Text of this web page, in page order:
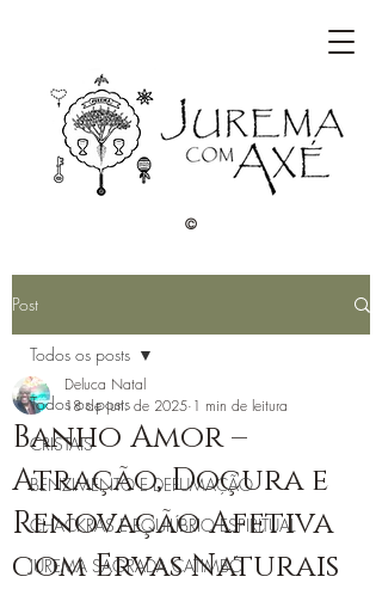
©
Post
Todos os posts
CRISTAIS
BENZIMENTO E DEFUMAÇÃO
CHACKRAS E EQUILÍBRIO ESPIRITUAL
JUREMA SAGRADA CATIMBÓ
Todos os posts
Banho Amor –
Atração, Doçura e
Renovação Afetiva
com Ervas Naturais
Deluca Natal
18 de jun. de 2025 1 min de leitura